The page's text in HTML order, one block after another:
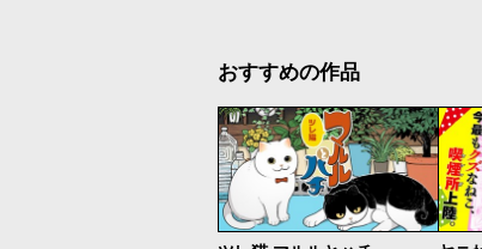
おすすめの作品